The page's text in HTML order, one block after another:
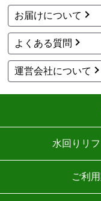
はい
ショップからの連絡
はい
予定の期日までに
はい
商品の梱包は必要
はい
またこのショップ
いいえ
商品購入から入
お届けについて
よくある質問
運営会社について
水回りリ
ご利